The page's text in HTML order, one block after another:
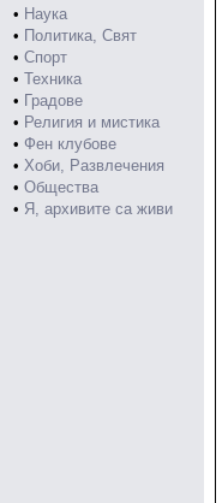
• Наука
• Политика, Свят
• Спорт
• Техника
• Градове
• Религия и мистика
• Фен клубове
• Хоби, Развлечения
• Общества
• Я, архивите са живи